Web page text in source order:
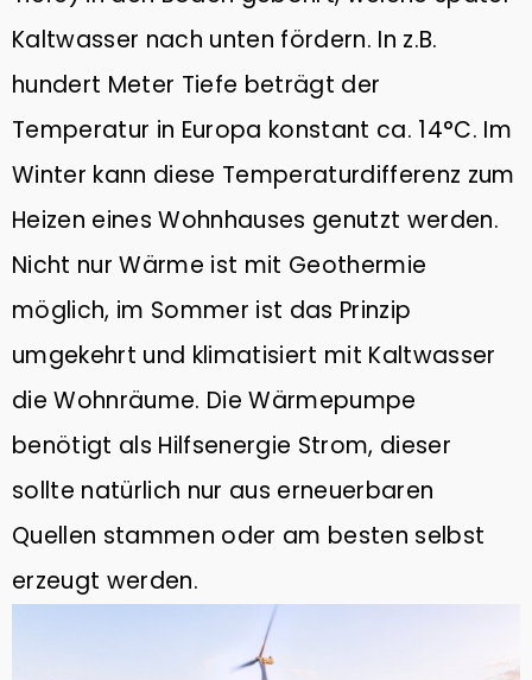
Kaltwasser nach unten fördern. In z.B.
hundert Meter Tiefe beträgt der
Temperatur in Europa konstant ca. 14°C. Im
Winter kann diese Temperaturdifferenz zum
Heizen eines Wohnhauses genutzt werden.
Nicht nur Wärme ist mit Geothermie
möglich, im Sommer ist das Prinzip
umgekehrt und klimatisiert mit Kaltwasser
die Wohnräume. Die Wärmepumpe
benötigt als Hilfsenergie Strom, dieser
sollte natürlich nur aus erneuerbaren
Quellen stammen oder am besten selbst
erzeugt werden.